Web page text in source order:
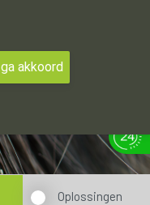
dinsdag gesloten
Oplossingen
akkoord